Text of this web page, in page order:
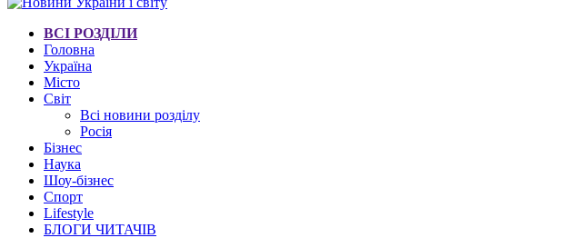
ВСІ РОЗДІЛИ
Головна
Україна
Місто
Світ
Всі новини розділу
Росія
Бізнес
Наука
Шоу-бізнес
Спорт
Lifestyle
БЛОГИ ЧИТАЧІВ